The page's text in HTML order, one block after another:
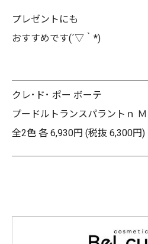
プレゼントにも
おすすめです(´▽｀*)
クレ･ド･ ポー ボーテ
プードルトランスパラントｎ
全2色 各 6,930円 (税抜 6,300円)